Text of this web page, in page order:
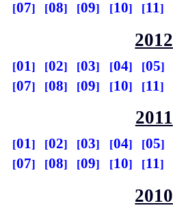
07
08 09 10 11
2012
01 02 03 04 05
07
08 09 10 11
2011
01 02 03 04 05
07
08 09 10 11
2010